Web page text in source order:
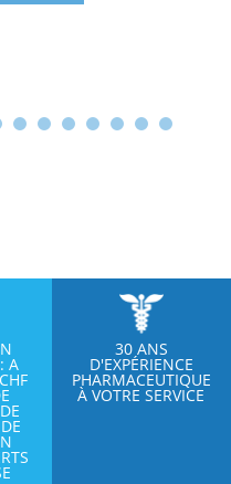
A
30 ANS
D'EXPÉRIENCE
PHARMACEUTIQUE
À VOTRE SERVICE